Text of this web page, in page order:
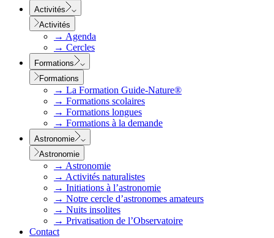
Activités
Activités
→ Agenda
→ Cercles
Formations
Formations
→ La Formation Guide-Nature®
→ Formations scolaires
→ Formations longues
→ Formations à la demande
Astronomie
Astronomie
→ Astronomie
→ Activités naturalistes
→ Initiations à l’astronomie
→ Notre cercle d’astronomes amateurs
→ Nuits insolites
→ Privatisation de l’Observatoire
Contact